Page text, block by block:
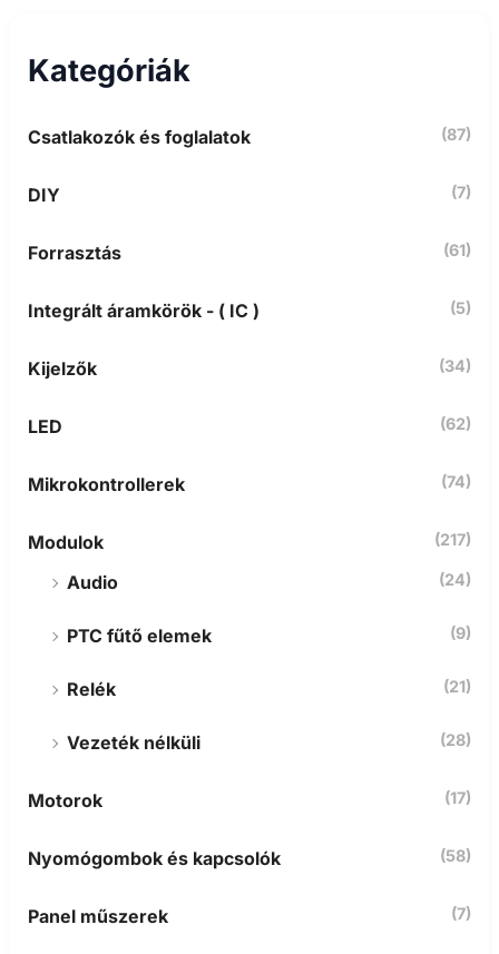
a
v
k
z
e
Kategóriák
Csatlakozók és foglalatok (87)
DIY (7)
Forrasztás (61)
Integrált áramkörök - ( IC ) (5)
Kijelzők (34)
LED (62)
Mikrokontrollerek (74)
Modulok (217)
Audio (24)
PTC fűtő elemek (9)
Relék (21)
Vezeték nélküli (28)
Motorok (17)
Nyomógombok és kapcsolók (58)
Panel műszerek (7)